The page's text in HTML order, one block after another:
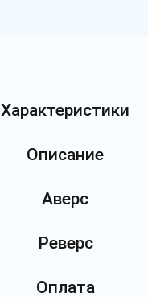
Характеристики
Описание
Аверс
Реверс
Оплата